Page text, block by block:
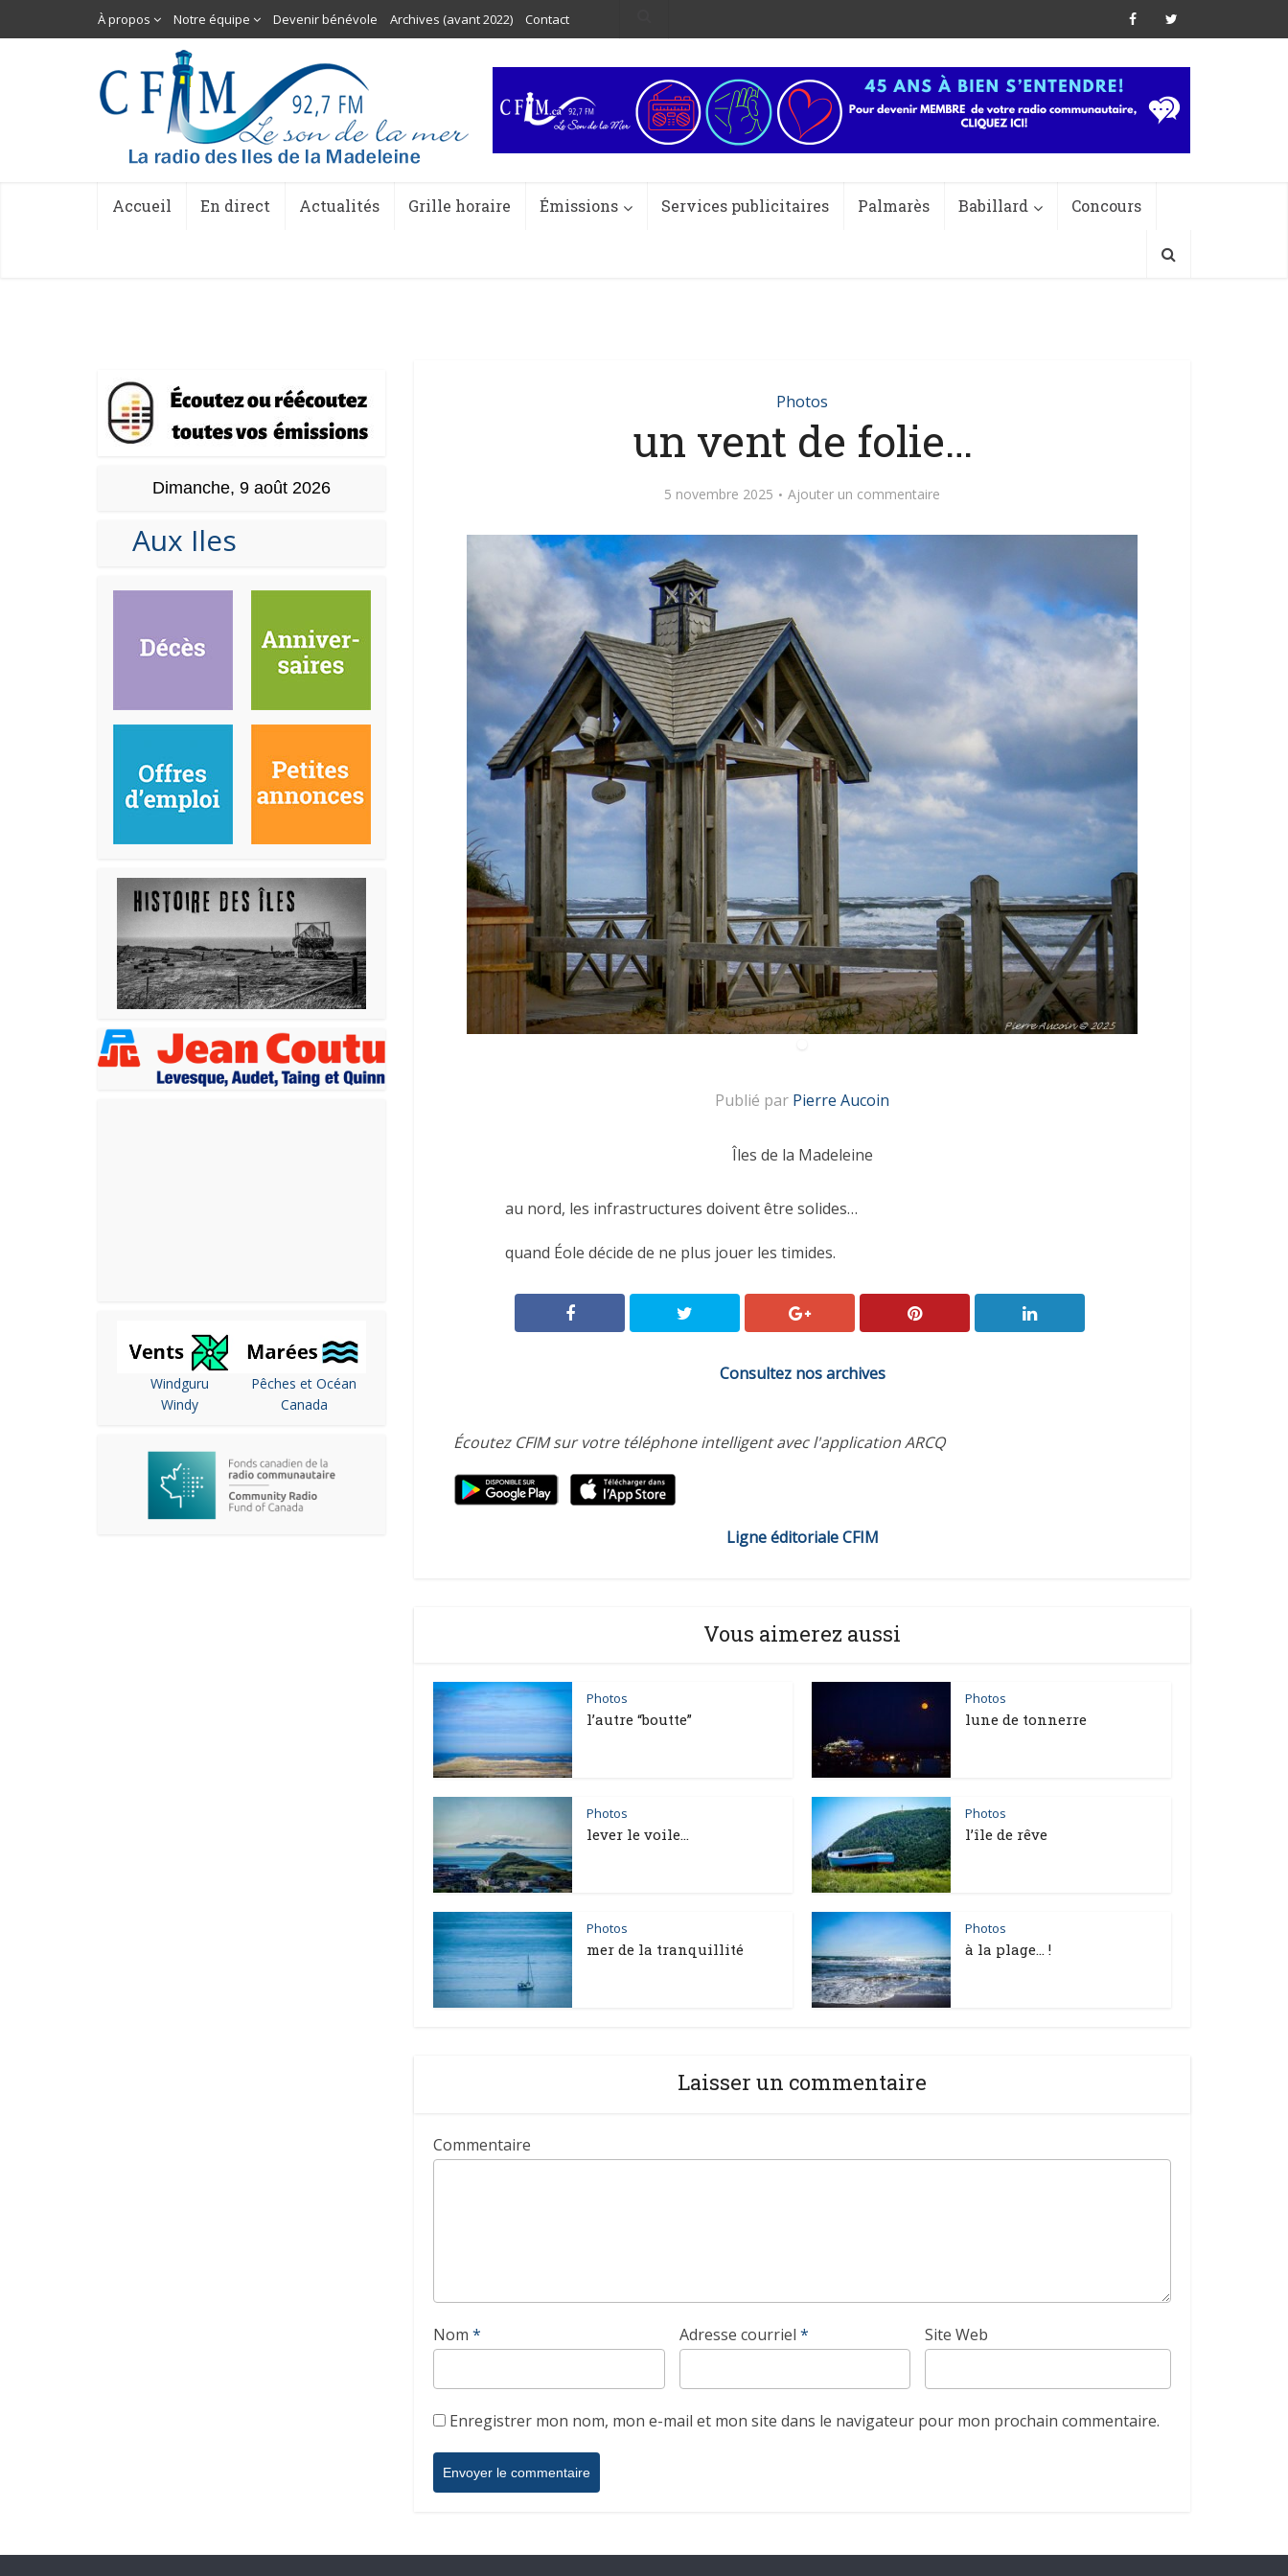
À propos Notre équipe Devenir bénévole Archives (avant 2022) Contact
Accueil En direct Actualités Grille horaire Émissions Services publicitaires Palmarès Babillard Concours
Dimanche, 9 août 2026
Aux Iles
Windguru
Windy
Pêches et Océan
Canada
Photos
un vent de folie…
5 novembre 2025 Ajouter un commentaire
Publié par Pierre Aucoin
Îles de la Madeleine
au nord, les infrastructures doivent être solides…
quand Éole décide de ne plus jouer les timides.
Consultez nos archives
Écoutez CFIM sur votre téléphone intelligent avec l'application ARCQ
Ligne éditoriale CFIM
Vous aimerez aussi
Photos
l’autre “boutte”
Photos
lune de tonnerre
Photos
lever le voile…
Photos
l’île de rêve
Photos
mer de la tranquillité
Photos
à la plage… !
Laisser un commentaire
Commentaire
Nom * Adresse courriel * Site Web
Enregistrer mon nom, mon e-mail et mon site dans le navigateur pour mon prochain commentaire.